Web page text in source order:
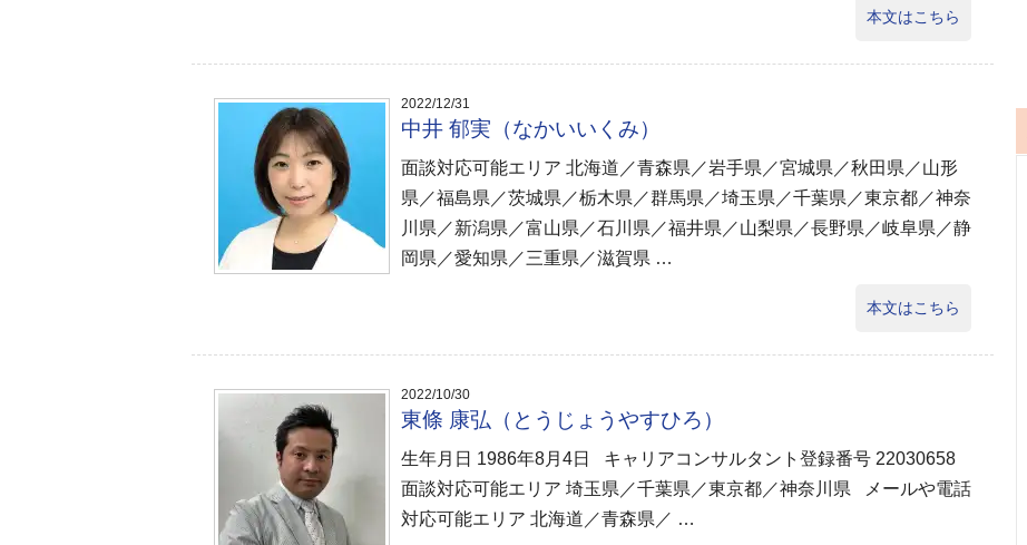
本文はこちら
2022/12/31
中井 郁実（なかいいくみ）
面談対応可能エリア 北海道／青森県／岩手県／宮城県／秋田県／山形
県／福島県／茨城県／栃木県／群馬県／埼玉県／千葉県／東京都／神奈
川県／新潟県／富山県／石川県／福井県／山梨県／長野県／岐阜県／静
岡県／愛知県／三重県／滋賀県 …
本文はこちら
2022/10/30
東條 康弘（とうじょうやすひろ）
生年月日 1986年8月4日 キャリアコンサルタント登録番号 22030658
面談対応可能エリア 埼玉県／千葉県／東京都／神奈川県 メールや電話
対応可能エリア 北海道／青森県／ …